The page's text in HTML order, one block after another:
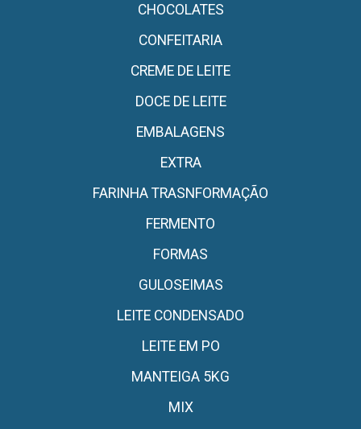
CHOCOLATES
CONFEITARIA
CREME DE LEITE
DOCE DE LEITE
EMBALAGENS
EXTRA
FARINHA TRASNFORMAÇÃO
FERMENTO
FORMAS
GULOSEIMAS
LEITE CONDENSADO
LEITE EM PO
MANTEIGA 5KG
MIX